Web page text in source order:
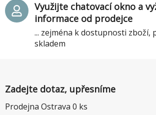
Zadejte dotaz, upřesníme
Prodejna Ostrava 0 ks
Využijte chatovací okno a
informace od prodejce
... zejména k dostupnosti zboží,
skladem